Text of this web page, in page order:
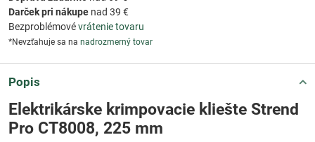
Darček pri nákupe nad 39 €
Bezproblémovévrátenie tovaru
*Nevzťahuje sa na nadrozmerný tovar
Popis
Elektrikárske krimpovacie kliešte Strend
Pro CT8008, 225 mm